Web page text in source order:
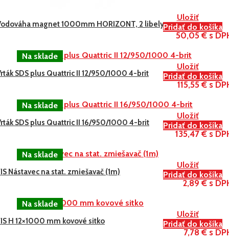
Uložiť
Pridať do košíka
magnet 1000mm HORIZONT, 2 libely
50,05 € s
Uložiť
Pridať do košíka
SDS plus Quattric II 12/950/1000 4-brit
115,55 € s
Uložiť
Pridať do košíka
SDS plus Quattric II 16/950/1000 4-brit
135,47 € s
Uložiť
Pridať do košíka
Nástavec na stat. zmiešavač (1m)
2,89 € s
Uložiť
Pridať do košíka
H 12×1000 mm kovové sitko
7,78 € s